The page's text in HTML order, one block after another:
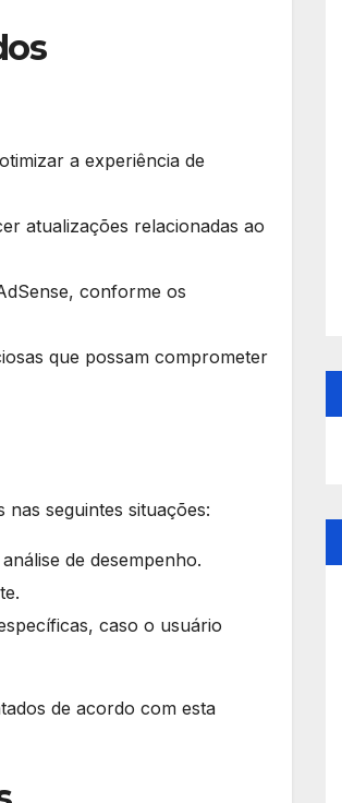
a experiência de
atualizações relacionadas ao
conforme os
que possam comprometer
seguintes situações:
de desempenho.
caso o usuário
de acordo com esta